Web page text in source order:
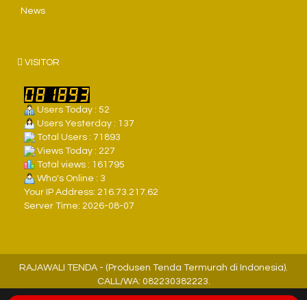
News
VISITOR
Users Today : 52
Users Yesterday : 137
Total Users : 71893
Views Today : 227
Total views : 161795
Who's Online : 3
Your IP Address: 216.73.217.62
Server Time: 2026-08-07
RAJAWALI TENDA - (Produsen Tenda Termurah di Indonesia).
CALL/WA: 082230382223.